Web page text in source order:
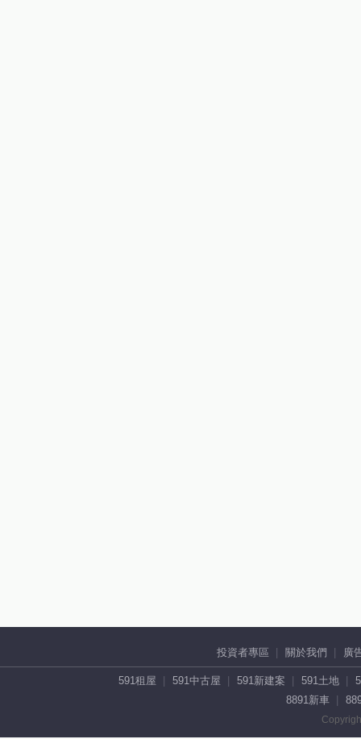
投資者專區 關於我們 廣
591租屋 591中古屋 591新建案 591土地
8891新車